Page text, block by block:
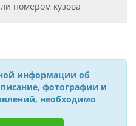
номером кузова
информации об
фотографии и
необходимо